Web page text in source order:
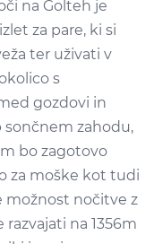
na Golteh je
za pare, ki si
ter uživati v
s
gozdovi in
zahodu,
bo zagotovo
za moške kot tudi
možnost nočitve z
na 1356m